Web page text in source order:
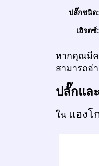
ปลั๊กชนิด
เฮิรตซ์
หากคุณมีค
สามารถอ่
ปลั๊กแล
ใน แองโ